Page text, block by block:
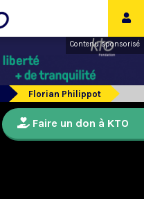
Contenu sponsorisé
Florian Philippot
Faire un don à KTO